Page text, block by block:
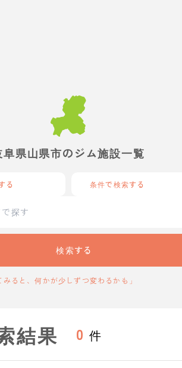
阜県山県市のジム施設一覧
る 条件で検索する
検索する
みると、何かが少しずつ変わるかも」
結果 0 件